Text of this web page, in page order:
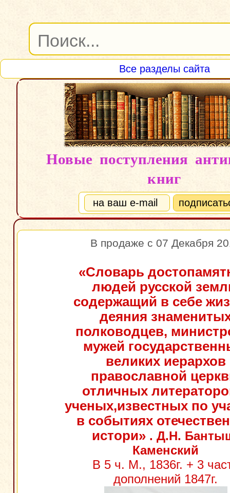
Все разделы сайта
Новые поступления
книг
В продаже с 07 Декабря
«Словарь
людей русской
содержащий в себе
деяния
полководцев,
мужей
великих иерархов
православной
отличных
ученых,известных по
в событиях
истори» . Д.Н.
Каменский
В 5 ч. М., 1836г. + 3
дополнений 1847г.